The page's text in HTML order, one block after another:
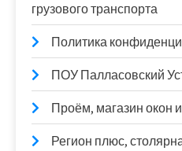
грузового транспорта
Политика
ПОУ Палласовский
Проём, магазин окон
Регион плюс,